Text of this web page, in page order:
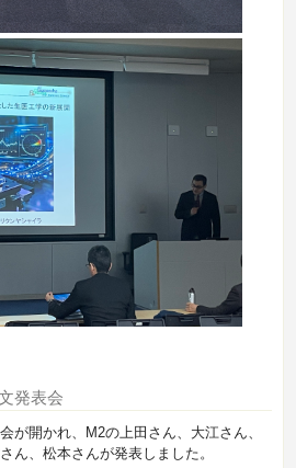
発表会
が開かれ、M2の上田さん、大江さん、
ん、松本さんが発表しました。